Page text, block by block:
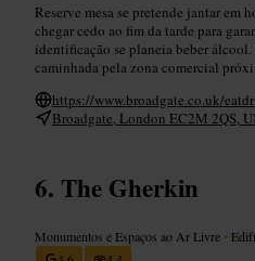
Reserve mesa se pretende jantar em
chegar cedo ao fim da tarde para
identificação se planeia beber
caminhada pela zona comercial
https://www.broadgate.co.uk/
Broadgate, London EC2M 2QS,
The Gherkin
Monumentos e Espaços ao Ar Livre •